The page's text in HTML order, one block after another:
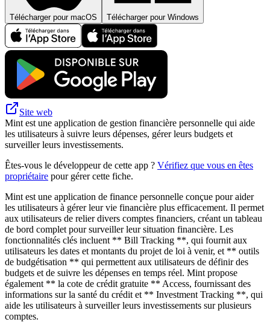
Télécharger pour macOS Télécharger pour Windows
Site web
Mint est une application de gestion financière personnelle qui aide
les utilisateurs à suivre leurs dépenses, gérer leurs budgets et
surveiller leurs investissements.
Êtes-vous le développeur de cette app ? Vérifiez que vous en êtes
propriétaire pour gérer cette fiche.
Mint est une application de finance personnelle conçue pour aider
les utilisateurs à gérer leur vie financière plus efficacement. Il permet
aux utilisateurs de relier divers comptes financiers, créant un tableau
de bord complet pour surveiller leur situation financière. Les
fonctionnalités clés incluent ** Bill Tracking **, qui fournit aux
utilisateurs les dates et montants du projet de loi à venir, et ** outils
de budgétisation ** qui permettent aux utilisateurs de définir des
budgets et de suivre les dépenses en temps réel. Mint propose
également ** la cote de crédit gratuite ** Access, fournissant des
informations sur la santé du crédit et ** Investment Tracking **, qui
aide les utilisateurs à surveiller leurs investissements sur plusieurs
comptes.